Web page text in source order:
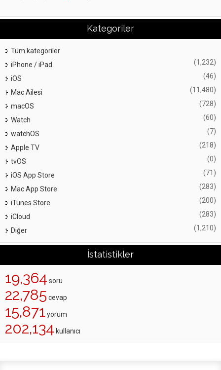
Kategoriler
Tüm kategoriler
iPhone / iPad
(1,232)
iOS (46)
Mac Ailesi (11,480)
macOS (728)
Watch (60)
watchOS (7)
Apple TV (218)
tvOS (0)
iOS App Store (71)
Mac App Store (283)
iTunes Store (200)
iCloud (283)
Diğer (1,210)
İstatistikler
19,364 soru
22,785 cevap
15,871 yorum
202,134 kullanıcı